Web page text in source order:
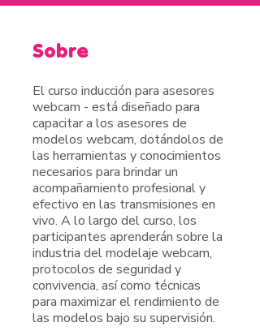
Sobre
El curso inducción para asesores
webcam - está diseñado para
capacitar a los asesores de
modelos webcam, dotándolos de
las herramientas y conocimientos
necesarios para brindar un
acompañamiento profesional y
efectivo en las transmisiones en
vivo. A lo largo del curso, los
participantes aprenderán sobre la
industria del modelaje webcam,
protocolos de seguridad y
convivencia, así como técnicas
para maximizar el rendimiento de
las modelos bajo su supervisión.